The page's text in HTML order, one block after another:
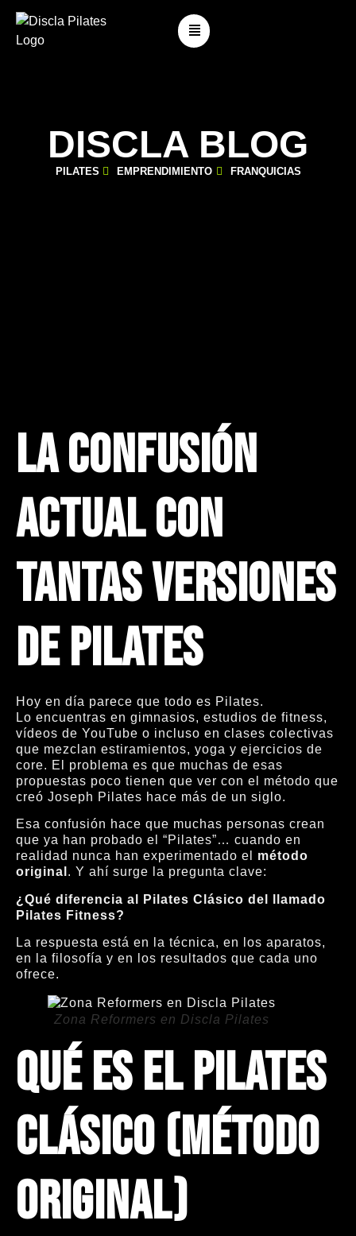
DISCLA BLOG
PILATES EMPRENDIMIENTO FRANQUICIAS
La confusión
actual con
tantas versiones
de Pilates
Hoy en día parece que todo es Pilates.
Lo encuentras en gimnasios, estudios de fitness,
vídeos de YouTube o incluso en clases colectivas
que mezclan estiramientos, yoga y ejercicios de
core. El problema es que muchas de esas
propuestas poco tienen que ver con el método que
creó Joseph Pilates hace más de un siglo.
Esa confusión hace que muchas personas crean
que ya han probado el “Pilates”… cuando en
realidad nunca han experimentado el método
original . Y ahí surge la pregunta clave:
¿Qué diferencia al Pilates Clásico del llamado
Pilates Fitness?
La respuesta está en la técnica, en los aparatos,
en la filosofía y en los resultados que cada uno
ofrece.
Zona Reformers en Discla Pilates
Qué es el Pilates
Clásico (método
original)